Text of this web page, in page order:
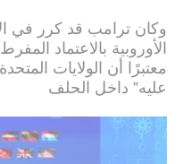
وكان ترامب قد كرر في
الأوروبية بالاعتماد
معتبرًا أن الولايات
عليه” داخل الحلف